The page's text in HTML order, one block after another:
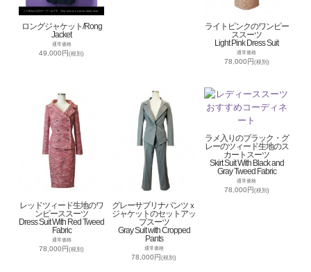
ロングジャケット/Rong
Jacket
通常価格
49,000円(税別)
ライトピンクのワンピー
ススーツ
Light Pink Dress Suit
通常価格
78,000円(税別)
レッドツィード生地のワ
ンピーススーツ
Dress Suit With Red Tweed
Fabric
通常価格
78,000円(税別)
グレーサブリナパンツｘ
ジャケットのセットアッ
プスーツ
Gray Suit with Cropped
Pants
通常価格
78,000円(税別)
ラメ入りのブラック・グ
レーのツィード生地のス
カートスーツ
Skirt Suit With Black and
Gray Tweed Fabric
通常価格
78,000円(税別)